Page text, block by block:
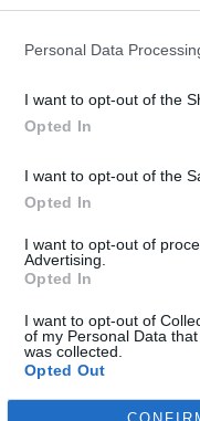
Personal Data
I want to opt-out of the
Opted In
I want to opt-out of the
Opted In
I want to opt-out of
Advertising.
Opted In
I want to opt-out of
of my Personal Data
was collected.
Opted Out